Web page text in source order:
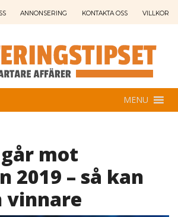
ANNONSERING KONTAKTA OSS VILLKOR
MENU
mot
2019 – så kan
vinnare